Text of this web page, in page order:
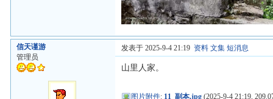
信天谨游
管理员
发表于 2025-9-4 21:19 资料 文集 短消息
山里人家。
图片附件: 11_副本.jpg (2025-9-4 21:19,